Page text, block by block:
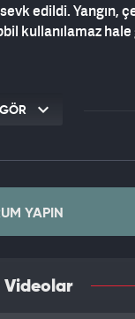
edildi. Yangın,
kullanılamaz
YAPIN
Videolar